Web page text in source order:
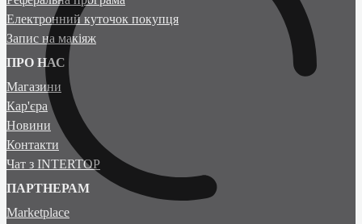
Електронний куточок покупця
Запис на макіяж
ПРО НАС
Магазини
Кар'єра
Новини
Контакти
Чат з INTERTOP
ПАРТНЕРАМ
Marketplace